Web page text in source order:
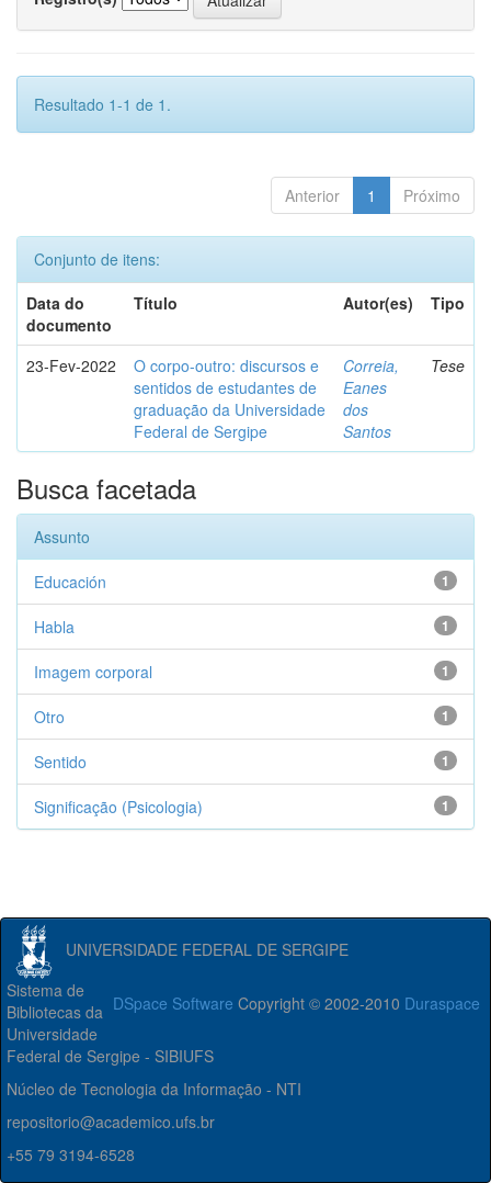
Resultado 1-1 de 1.
Anterior 1 Próximo
Conjunto de itens:
Data do
documento
Título Autor(es) Tipo
23-Fev-2022
O corpo-outro: discursos e
sentidos de estudantes de
graduação da Universidade
Federal de Sergipe
Correia,
Eanes
dos
Santos
Tese
Busca facetada
Assunto
1
Educación
1
Habla
1
Imagem corporal
1
Otro
1
Sentido
1
Significação (Psicologia)
UNIVERSIDADE FEDERAL DE SERGIPE
DSpace Software Copyright © 2002-2010 Duraspace
Sistema de
Bibliotecas da
Universidade
Federal de Sergipe - SIBIUFS
Núcleo de Tecnologia da Informação - NTI
repositorio@academico.ufs.br
+55 79 3194-6528